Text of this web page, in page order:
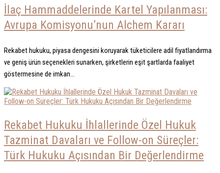
İlaç Hammaddelerinde Kartel Yapılanması:
Avrupa Komisyonu’nun Alchem Kararı
Rekabet hukuku, piyasa dengesini koruyarak tüketicilere adil fiyatlandırma
ve geniş ürün seçenekleri sunarken, şirketlerin eşit şartlarda faaliyet
göstermesine de imkan...
Rekabet Hukuku İhlallerinde Özel Hukuk
Tazminat Davaları ve Follow-on Süreçler:
Türk Hukuku Açısından Bir Değerlendirme